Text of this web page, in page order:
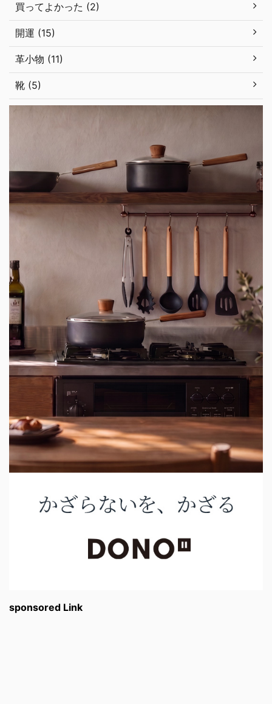
買ってよかった (2)
開運 (15)
革小物 (11)
靴 (5)
sponsored Link